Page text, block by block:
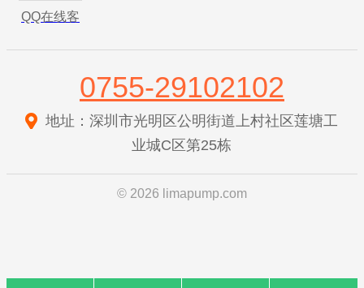
QQ在线客
服
0755-29102102
地址：深圳市光明区公明街道上村社区莲塘工
业城C区第25栋
© 2026 limapump.com